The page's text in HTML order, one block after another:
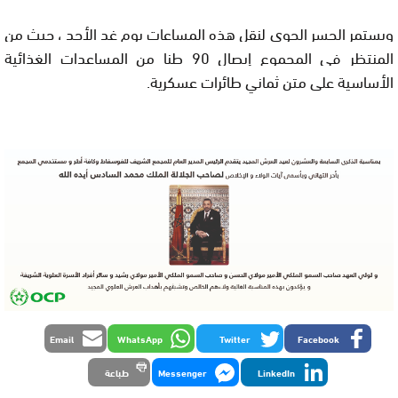
ويستمر الجسر الجوي لنقل هذه المساعات يوم غد الأحد ، حيث من
المنتظر في المجموع إيصال 90 طنا من المساعدات الغذائية
الأساسية على متن ثماني طائرات عسكرية.
Facebook
Twitter
WhatsApp
Email
LinkedIn
Messenger طباعة